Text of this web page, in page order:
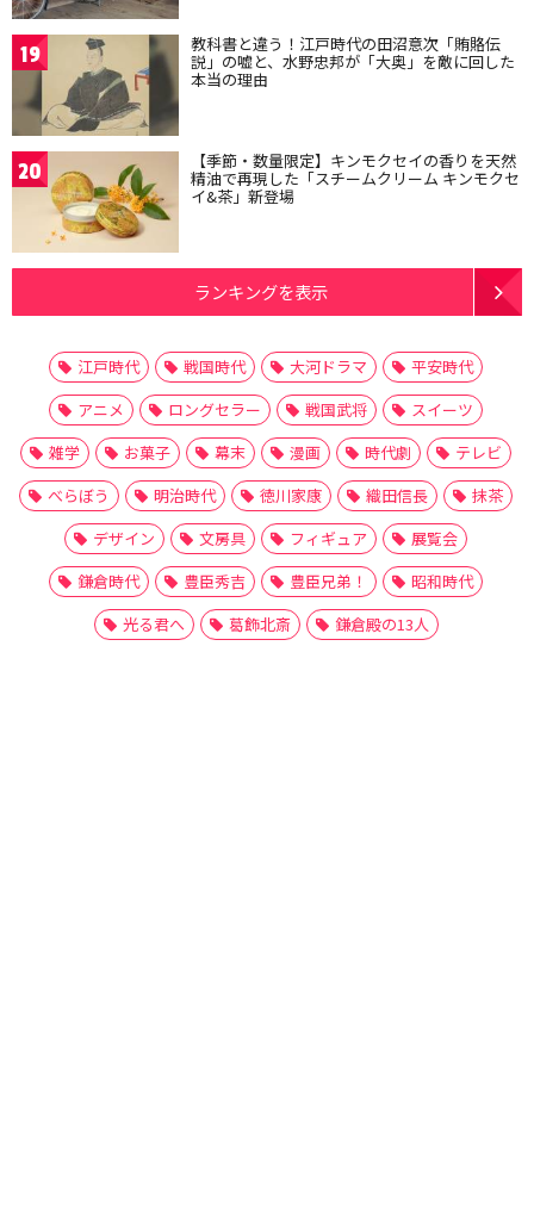
19 教科書と違う！江戸時代の田沼意次「賄賂伝
説」の嘘と、水野忠邦が「大奥」を敵に回した
本当の理由
20 【季節・数量限定】キンモクセイの香りを天然
精油で再現した「スチームクリーム キンモクセ
イ&茶」新登場
ランキングを表示
江戸時代 戦国時代 大河ドラマ
平安時代
アニメ
ロングセラー 戦国武将
スイーツ
雑学
お菓子 幕末 漫画 時代劇
テレビ
べらぼう
明治時代 徳川家康 織田信長
抹茶
デザイン
文房具 フィギュア
展覧会
鎌倉時代
豊臣秀吉 豊臣兄弟！
昭和時代
光る君へ
葛飾北斎 鎌倉殿の13人